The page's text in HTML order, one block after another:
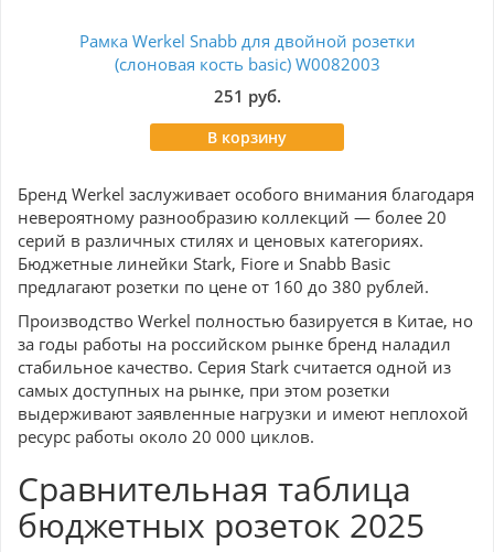
Рамка Werkel Snabb для двойной розетки
(слоновая кость basic) W0082003
251 руб.
В корзину
Бренд Werkel заслуживает особого внимания благодаря
невероятному разнообразию коллекций — более 20
серий в различных стилях и ценовых категориях.
Бюджетные линейки Stark, Fiore и Snabb Basic
предлагают розетки по цене от 160 до 380 рублей.
Производство Werkel полностью базируется в Китае, но
за годы работы на российском рынке бренд наладил
стабильное качество. Серия Stark считается одной из
самых доступных на рынке, при этом розетки
выдерживают заявленные нагрузки и имеют неплохой
ресурс работы около 20 000 циклов.
Сравнительная таблица
бюджетных розеток 2025